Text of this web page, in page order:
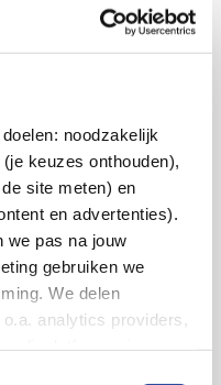
noodzakelijk
keuzes onthouden),
site meten) en
en advertenties).
we pas na jouw
gebruiken we
We delen
analytics providers,